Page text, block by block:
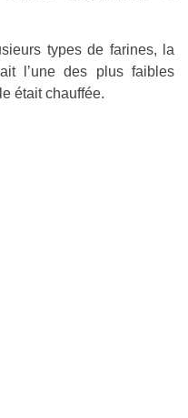
types de farines, la
l’une des plus faibles
était chauffée.